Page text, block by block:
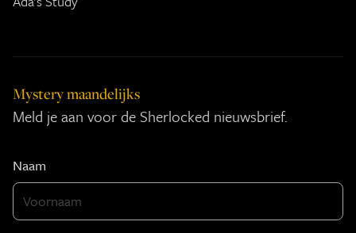
Mystery maandelijks
Meld je aan voor de Sherlocked nieuwsbrief.
Naam